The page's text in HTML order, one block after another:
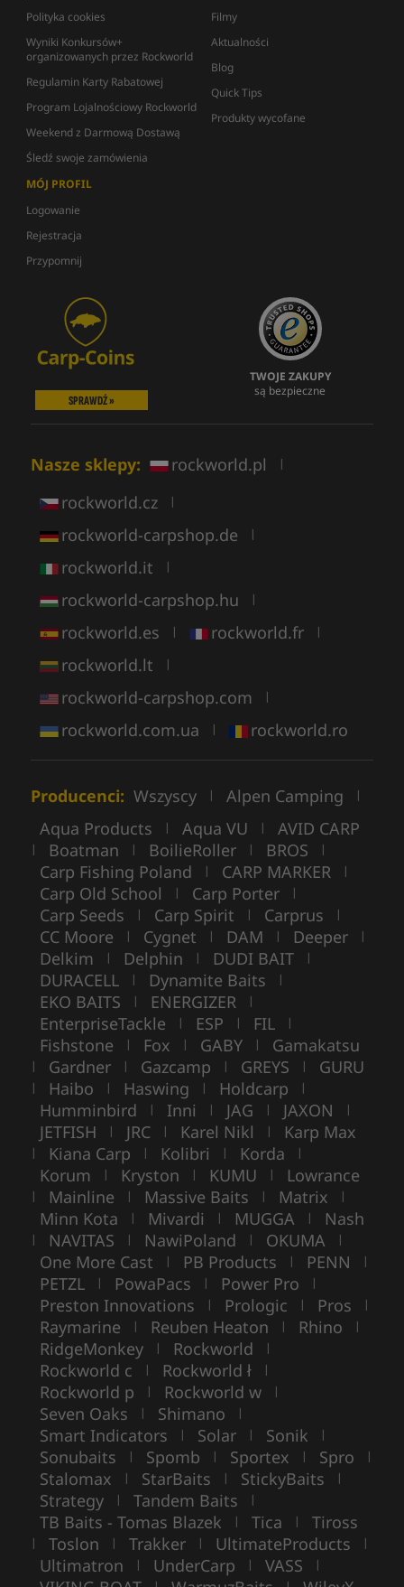
Polityka cookies
Wyniki Konkursów+
organizowanych przez Rockworld
Regulamin Karty Rabatowej
Program Lojalnościowy Rockworld
Weekend z Darmową Dostawą
Śledź swoje zamówienia
Filmy
Aktualności
Blog
Quick Tips
Produkty wycofane
MÓJ PROFIL
Logowanie
Rejestracja
Przypomnij
SPRAWDŹ »
TWOJE ZAKUPY
są bezpieczne
Nasze sklepy: rockworld.pl |
rockworld.cz |
rockworld-carpshop.de |
rockworld.it |
rockworld-carpshop.hu |
rockworld.es | rockworld.fr |
rockworld.lt |
rockworld-carpshop.com |
rockworld.com.ua | rockworld.ro
Producenci: Wszyscy | Alpen Camping |
Aqua Products | Aqua VU | AVID CARP
| Boatman | BoilieRoller | BROS |
Carp Fishing Poland | CARP MARKER |
Carp Old School | Carp Porter |
Carp Seeds | Carp Spirit | Carprus |
CC Moore | Cygnet | DAM | Deeper |
Delkim | Delphin | DUDI BAIT |
DURACELL | Dynamite Baits |
EKO BAITS | ENERGIZER |
EnterpriseTackle | ESP | FIL |
Fishstone | Fox | GABY | Gamakatsu
| Gardner | Gazcamp | GREYS | GURU
| Haibo | Haswing | Holdcarp |
Humminbird | Inni | JAG | JAXON |
JETFISH | JRC | Karel Nikl | Karp Max
| Kiana Carp | Kolibri | Korda |
Korum | Kryston | KUMU | Lowrance
| Mainline | Massive Baits | Matrix |
Minn Kota | Mivardi | MUGGA | Nash
| NAVITAS | NawiPoland | OKUMA |
One More Cast | PB Products | PENN |
PETZL | PowaPacs | Power Pro |
Preston Innovations | Prologic | Pros |
Raymarine | Reuben Heaton | Rhino |
RidgeMonkey | Rockworld |
Rockworld c | Rockworld ł |
Rockworld p | Rockworld w |
Seven Oaks | Shimano |
Smart Indicators | Solar | Sonik |
Sonubaits | Spomb | Sportex | Spro |
Stalomax | StarBaits | StickyBaits |
Strategy | Tandem Baits |
TB Baits - Tomas Blazek | Tica | Tiross
| Toslon | Trakker | UltimateProducts |
Ultimatron | UnderCarp | VASS |